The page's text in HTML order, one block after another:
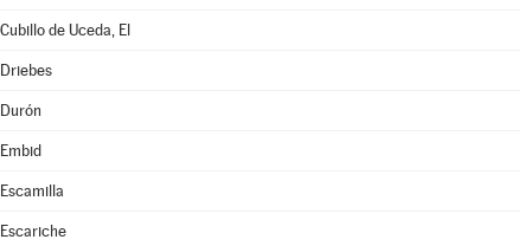
Cubillo de Uceda, El
Driebes
Durón
Embid
Escamilla
Escariche